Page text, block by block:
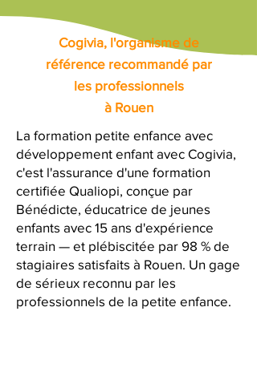
Cogivia, l'organisme de
référence recommandé par
les professionnels
à Rouen
La formation petite enfance avec
développement enfant avec Cogivia,
c'est l'assurance d'une formation
certifiée Qualiopi, conçue par
Bénédicte, éducatrice de jeunes
enfants avec 15 ans d'expérience
terrain — et plébiscitée par 98 % de
stagiaires satisfaits à Rouen. Un gage
de sérieux reconnu par les
professionnels de la petite enfance.